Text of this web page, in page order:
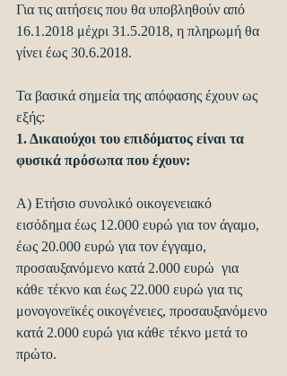
Για τις αιτήσεις που θα υποβληθούν από
16.1.2018 μέχρι 31.5.2018, η πληρωμή θα
γίνει έως 30.6.2018.
Τα βασικά σημεία της απόφασης έχουν ως
εξής:
1. Δικαιούχοι του επιδόματος είναι τα
φυσικά πρόσωπα που έχουν:
Α) Ετήσιο συνολικό οικογενειακό
εισόδημα έως 12.000 ευρώ για τον άγαμο,
έως 20.000 ευρώ για τον έγγαμο,
προσαυξανόμενο κατά 2.000 ευρώ  για
κάθε τέκνο και έως 22.000 ευρώ για τις
μονογονεϊκές οικογένειες, προσαυξανόμενο
κατά 2.000 ευρώ για κάθε τέκνο μετά το
πρώτο.